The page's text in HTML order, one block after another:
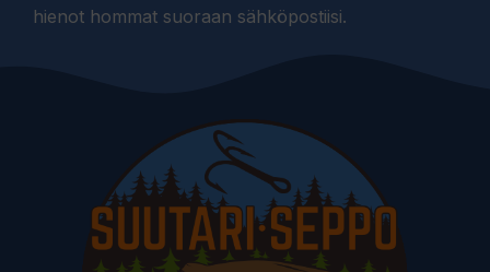
hienot hommat suoraan sähköpostiisi.